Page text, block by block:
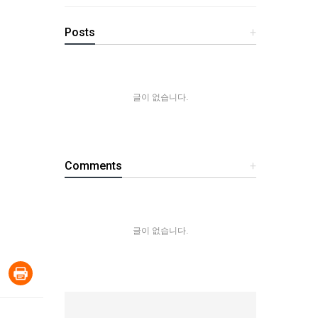
+
Posts
글이 없습니다.
+
Comments
글이 없습니다.